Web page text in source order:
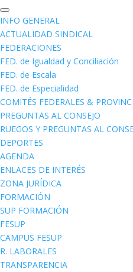
INFO GENERAL
ACTUALIDAD SINDICAL
FEDERACIONES
FED. de Igualdad y Conciliación
FED. de Escala
FED. de Especialidad
COMITÉS FEDERALES &
PREGUNTAS AL CONSEJO
RUEGOS Y PREGUNTAS AL
DEPORTES
AGENDA
ENLACES DE INTERÉS
ZONA JURÍDICA
FORMACIÓN
SUP FORMACIÓN
FESUP
CAMPUS FESUP
R. LABORALES
TRANSPARENCIA